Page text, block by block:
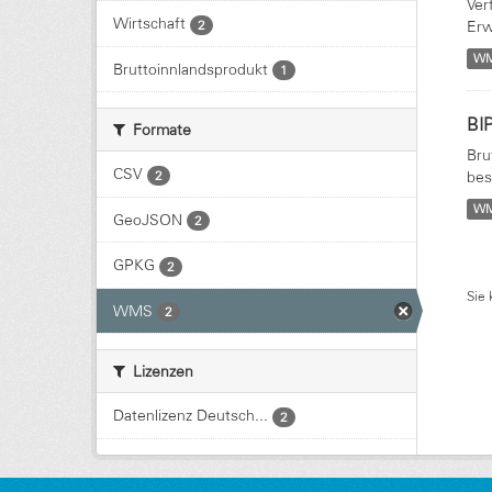
Wirtschaft 2
Bruttoinnlandsprodukt 1
Formate
CSV 2
GeoJSON 2
GPKG 2
WMS 2
Lizenzen
Datenlizenz Deutsch... 2
Sie